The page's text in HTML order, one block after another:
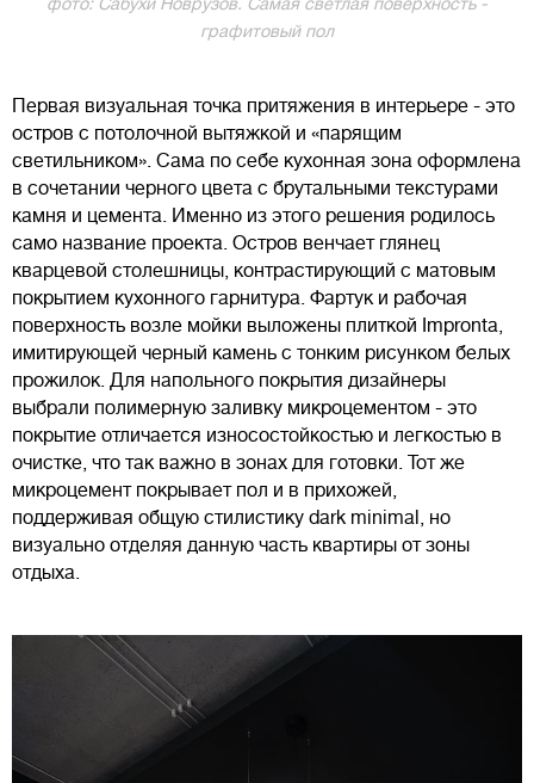
графитовый пол
Первая визуальная точка притяжения в интерьере - это
остров с потолочной вытяжкой и «парящим
светильником». Сама по себе кухонная зона оформлена
в сочетании черного цвета с брутальными текстурами
камня и цемента. Именно из этого решения родилось
само название проекта. Остров венчает глянец
кварцевой столешницы, контрастирующий с матовым
покрытием кухонного гарнитура. Фартук и рабочая
поверхность возле мойки выложены плиткой Impronta,
имитирующей черный камень с тонким рисунком белых
прожилок. Для напольного покрытия дизайнеры
выбрали полимерную заливку микроцементом - это
покрытие отличается износостойкостью и легкостью в
очистке, что так важно в зонах для готовки. Тот же
микроцемент покрывает пол и в прихожей,
поддерживая общую стилистику dark minimal, но
визуально отделяя данную часть квартиры от зоны
отдыха.